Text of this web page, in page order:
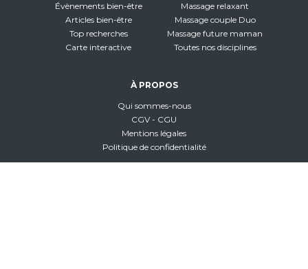
Évènements bien-être
Articles bien-être
Top recherches
Carte interactive
Massage relaxant
Massage couple Duo
Massage future maman
Toutes nos disciplines
À PROPOS
Qui sommes-nous
CGV - CGU
Mentions légales
Politique de confidentialité